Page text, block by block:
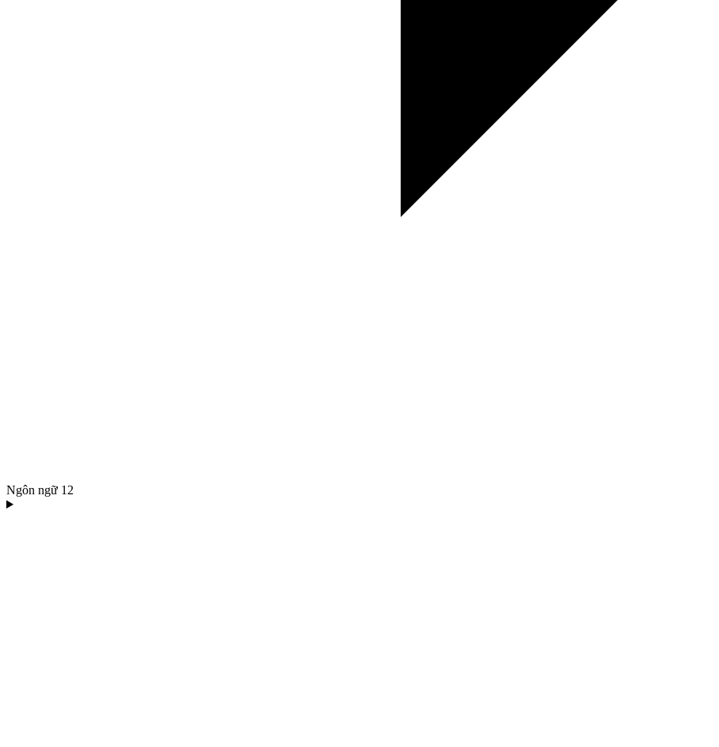
Ngôn ngữ 12